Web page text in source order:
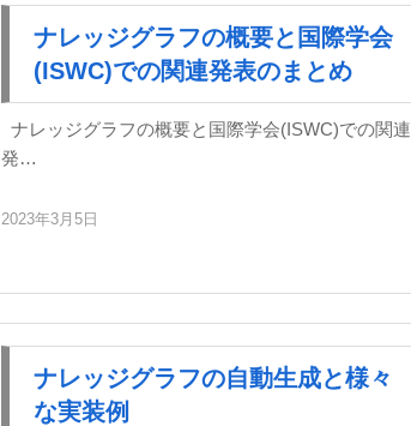
ナレッジグラフの概要と国際学会
(ISWC)での関連発表のまとめ
ナレッジグラフの概要と国際学会(ISWC)での関連
発…
2023年3月5日
ナレッジグラフの自動生成と様々
な実装例